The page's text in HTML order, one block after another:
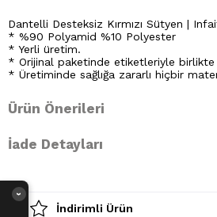
Dantelli Desteksiz Kırmızı Sütyen |
* %90 Polyamid %10 Polyester
* Yerli üretim.
* Orijinal paketinde etiketleriyle birlikte
* Üretiminde sağlığa zararlı hiçbir
Ürün Önerileri
İade Detayları
İndirimli Ürün
›